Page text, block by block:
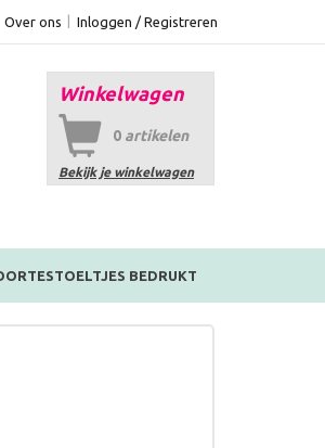
Over ons Inloggen / Registreren
Winkelwagen
0 artikelen
Bekijk je winkelwagen
BEDRUKT